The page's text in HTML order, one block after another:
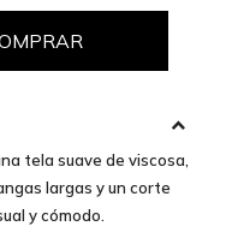
tela suave de viscosa,
largas y un corte
y cómodo.